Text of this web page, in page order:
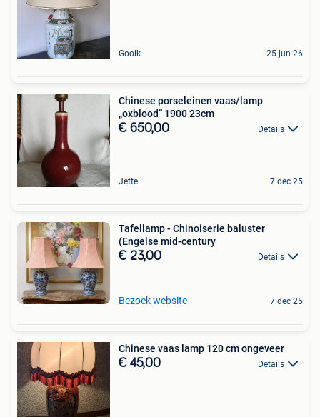
Gooik 25 jun 26
Chinese porseleinen vaas/lamp
„oxblood” 1900 23cm
€ 650,00 Details
Jette 7 dec 25
Tafellamp - Chinoiserie baluster
(Engelse mid-century
€ 23,00 Details
Bezoek website 7 dec 25
Chinese vaas lamp 120 cm ongeveer
€ 45,00 Details